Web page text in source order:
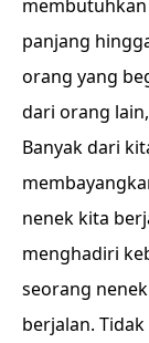
panjang
orang yang
dari orang
Banyak dari
nenek kita
menghadiri
seorang
berjalan.